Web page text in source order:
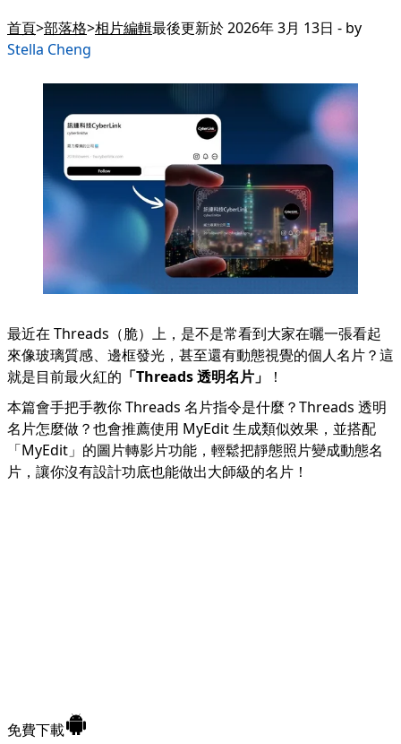
首頁 部落格 相片編輯最後更新於 2026年 3月 13日 - by
Stella Cheng
最近在 Threads（脆）上，是不是常看到大家在曬一張看起
來像玻璃質感、邊框發光，甚至還有動態視覺的個人名片？這
就是目前最火紅的 「Threads 透明名片」
！
本篇會手把手教你 Threads 名片指令是什麼？Threads 透明
名片怎麼做？也會推薦使用 MyEdit 生成類似效果，並搭配
「MyEdit 」的圖片轉影片功能，輕鬆把靜態照片變成動態名
片，讓你沒有設計功底也能做出大師級的名片！
免費下載